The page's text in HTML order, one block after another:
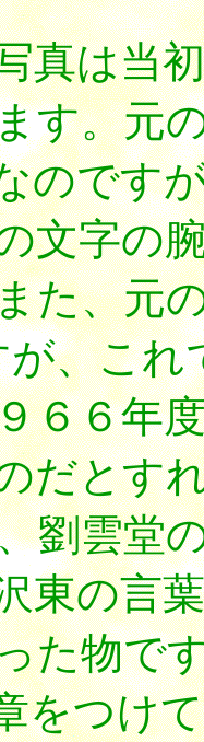
当初
す。元
のです
文字の
た、元
、これ
６６年
だとす
劉雲堂
東の言
た物で
をつけ